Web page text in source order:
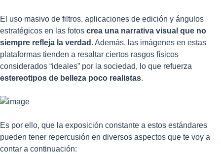
El uso masivo de filtros, aplicaciones de edición y ángulos
estratégicos en las fotos crea una narrativa visual que no
siempre refleja la verdad . Además, las imágenes en estas
plataformas tienden a resaltar ciertos rasgos físicos
considerados “ideales” por la sociedad, lo que refuerza
estereotipos de belleza poco realistas.
Es por ello, que la exposición constante a estos estándares
pueden tener repercusión en diversos aspectos que te voy a
contar a continuación: